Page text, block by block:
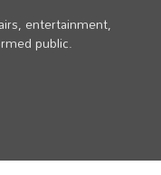
entertainment,
public.